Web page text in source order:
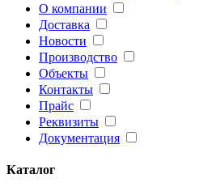
О компании
Доставка
Новости
Производство
Объекты
Контакты
Прайс
Реквизиты
Документация
Каталог